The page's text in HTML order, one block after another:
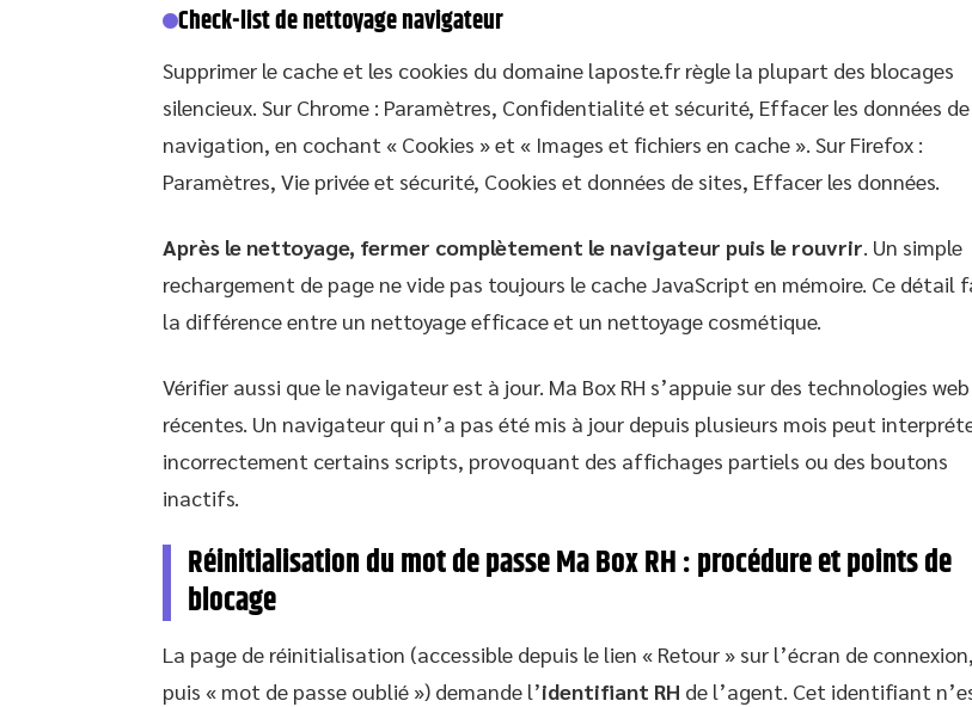
Check-list de nettoyage navigateur
Supprimer le cache et les cookies du domaine laposte.fr règle la plupart des blocages
silencieux. Sur Chrome : Paramètres, Confidentialité et sécurité, Effacer les données de
navigation, en cochant « Cookies » et « Images et fichiers en cache ». Sur Firefox :
Paramètres, Vie privée et sécurité, Cookies et données de sites, Effacer les données.
Après le nettoyage, fermer complètement le navigateur puis le rouvrir. Un simple
rechargement de page ne vide pas toujours le cache JavaScript en mémoire. Ce détail
la différence entre un nettoyage efficace et un nettoyage cosmétique.
Vérifier aussi que le navigateur est à jour. Ma Box RH s’appuie sur des technologies web
récentes. Un navigateur qui n’a pas été mis à jour depuis plusieurs mois peut
incorrectement certains scripts, provoquant des affichages partiels ou des boutons
inactifs.
Réinitialisation du mot de passe Ma Box RH : procédure et points de
blocage
La page de réinitialisation (accessible depuis le lien « Retour » sur l’écran de connexion,
puis « mot de passe oublié ») demande l’identifiant RH de l’agent. Cet identifiant